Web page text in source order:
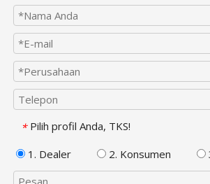
* Pilih profil Anda, TKS!
1. Dealer
2. Konsumen